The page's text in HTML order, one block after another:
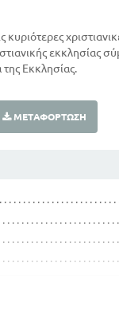
εκκλησίας
της Εκκλησίας.
ΜΕΤΑΦΌΡΤΩΣΗ